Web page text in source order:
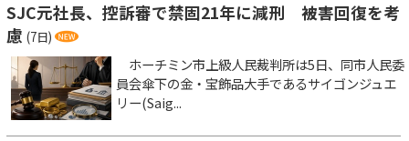
SJC元社長、控訴審で禁固21年に減刑 被害回復を考
慮 (7日)
ホーチミン市上級人民裁判所は5日、同市人民委
員会傘下の金・宝飾品大手であるサイゴンジュエ
リー(Saig...